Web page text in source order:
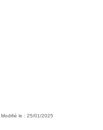
le : 25/01/2025